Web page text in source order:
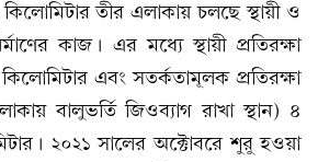
তীর এলাকায় চলছে স্থায়ী ও
কাজ। এর মধ্যে স্থায়ী প্রতিরক্ষা
এবং সতর্কতামূলক প্রতিরক্ষা
বালুভর্তি জিওব্যাগ রাখা স্থান) ৪
২০২১ সালের অক্টোবরে শুরু হওয়া